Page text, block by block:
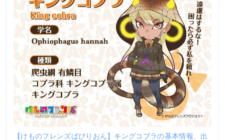
【けものフレンズぱびりおん】キングコブラの基本情報、出